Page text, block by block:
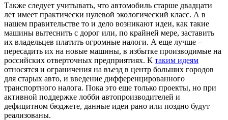
Также следует учитывать, что автомобиль старше двадцати
лет имеет практически нулевой экологический класс. А в
нашем правительстве то и дело возникают идеи, как такие
машины вытеснить с дорог или, по крайней мере, заставить
их владельцев платить огромные налоги. А еще лучше –
пересадить их на новые машины, в избытке производимые на
российских отверточных предприятиях. К таким идеям
относятся и ограничения на въезд в центр больших городов
для старых авто, и введение дифференцированного
транспортного налога. Пока это еще только проекты, но при
активной поддержке лобби автопроизводителей и
дефицитном бюджете, данные идеи рано или поздно будут
реализованы.